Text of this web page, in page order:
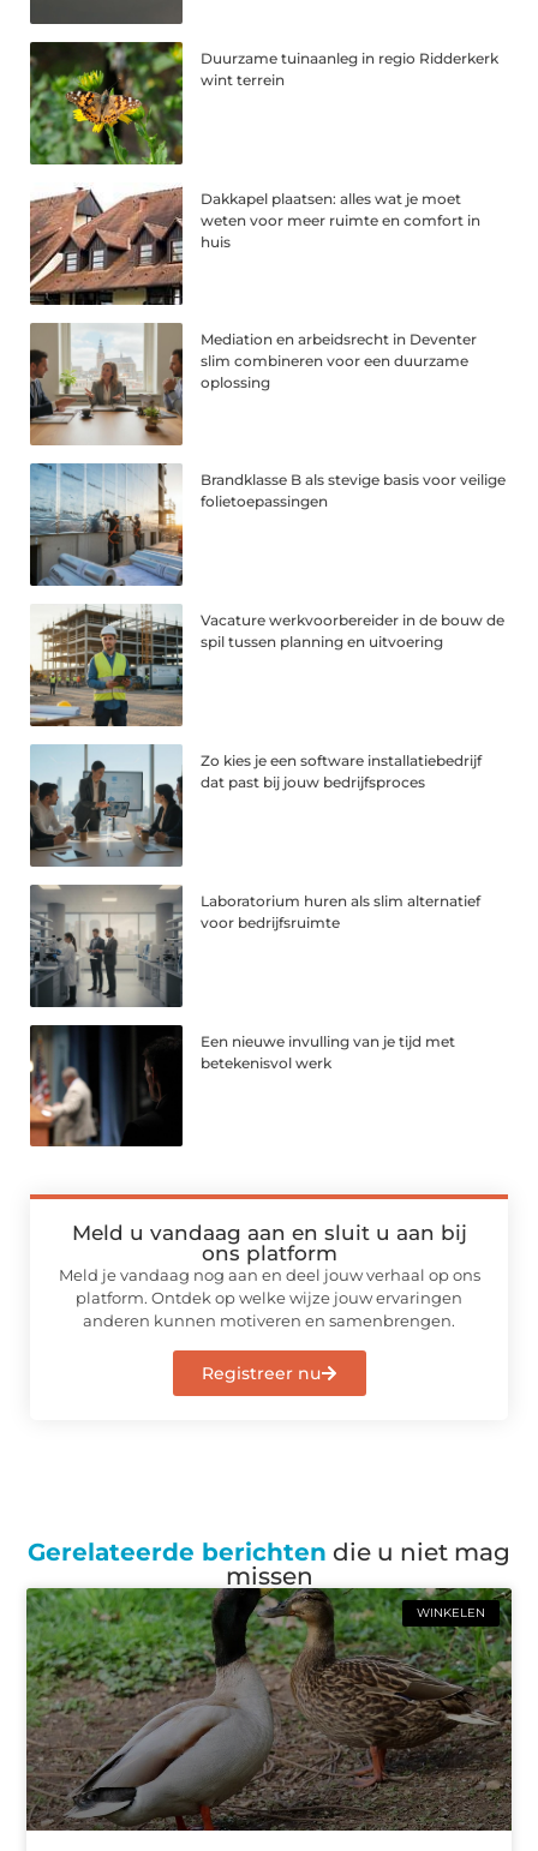
Duurzame tuinaanleg in regio Ridderkerk
wint terrein
Dakkapel plaatsen: alles wat je moet
weten voor meer ruimte en comfort in
huis
Mediation en arbeidsrecht in Deventer
slim combineren voor een duurzame
oplossing
Brandklasse B als stevige basis voor veilige
folietoepassingen
Vacature werkvoorbereider in de bouw de
spil tussen planning en uitvoering
Zo kies je een software installatiebedrijf
dat past bij jouw bedrijfsproces
Laboratorium huren als slim alternatief
voor bedrijfsruimte
Een nieuwe invulling van je tijd met
betekenisvol werk
Meld u vandaag aan en sluit u aan bij
ons platform
Meld je vandaag nog aan en deel jouw verhaal op ons
platform. Ontdek op welke wijze jouw ervaringen
anderen kunnen motiveren en samenbrengen.
Registreer nu
Gerelateerde berichten die u niet mag
missen
WINKELEN